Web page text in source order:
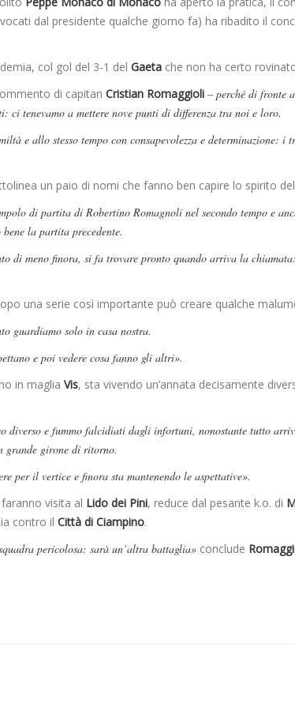
dal presidente qualche giorno fa) ha ribadito il
col gol del 3-1 del Gaeta che non ha certo
di capitan Cristian Romaggioli – perché di fronte
ci tenevamo a mettere nove punti di differenza tra noi e loro.
e allo stesso tempo con consapevolezza e determinazione: i
un paio di nomi che fanno ben capire lo spirito
di partita di Robertino Romagnoli nel secondo tempo e
la partita precedente.
di meno finora, si fa trovare pronto quando arriva la
una serie così importante può creare qualche
guardiamo solo in casa nostra.
e poi vedere cosa fanno gli altri».
in maglia Vis, sta vivendo un’annata decisamente
diverso e fummo falcidiati dagli infortuni, nonostante tutto
grande girone di ritorno.
per il vertice e finora sta mantenendo le aspettative».
visita al Lido dei Pini, reduce dal pesante k.o. di
contro il Città di Ciampino.
pericolosa: sarà un’altra battaglia» conclude
to senza